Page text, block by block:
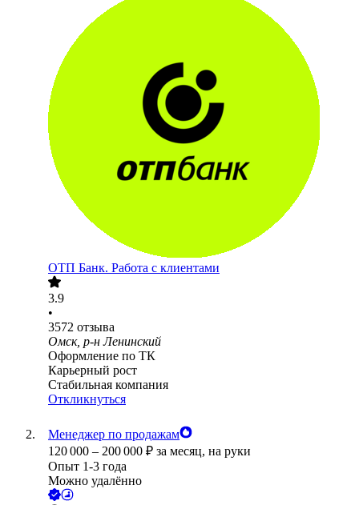
ОТП Банк. Работа с клиентами
3.9
•
3572 отзыва
Омск, р-н Ленинский
Оформление по ТК
Карьерный рост
Стабильная компания
Откликнуться
Менеджер по продажам
120 000 – 200 000 ₽ за месяц, на руки
Опыт 1-3 года
Можно удалённо